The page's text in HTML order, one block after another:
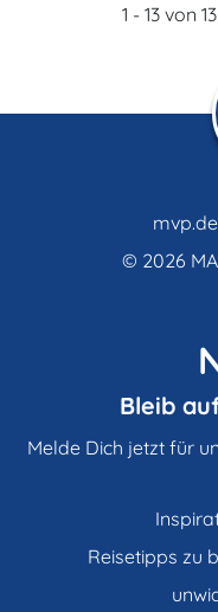
1 - 13 von
© 2026
Bleib
Melde Dich jetzt für
Reisetipps zu